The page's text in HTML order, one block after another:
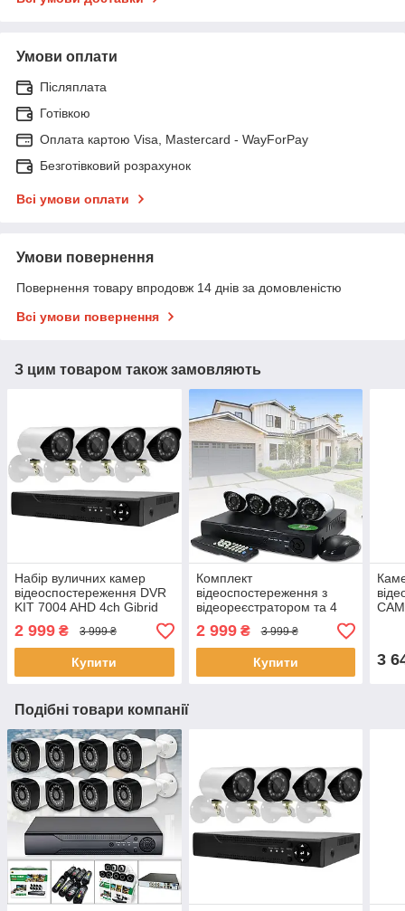
Умови оплати
Післяплата
Готівкою
Оплата картою Visa, Mastercard - WayForPay
Безготівковий розрахунок
Всі умови оплати
Умови повернення
Повернення товару впродовж 14 днів за домовленістю
Всі умови повернення
З цим товаром також замовляють
Набір вуличних камер
відеоспостереження DVR
KIT 7004 AHD 4ch Gibrid
реєстратор та камера для
дому
2 999 ₴ 3 999 ₴
Купити
Комплект
відеоспостереження з
відеореєстратором та 4
камери 0.3Мп AHD
6145AHD-P4
2 999₴ 3 999 ₴
Купити 3
Подібні товари компанії